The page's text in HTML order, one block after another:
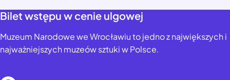
Bilet wstępu w cenie ulgowej
Muzeum Narodowe we Wrocławiu to jedno z największych i
najważniejszych muzeów sztuki w Polsce.